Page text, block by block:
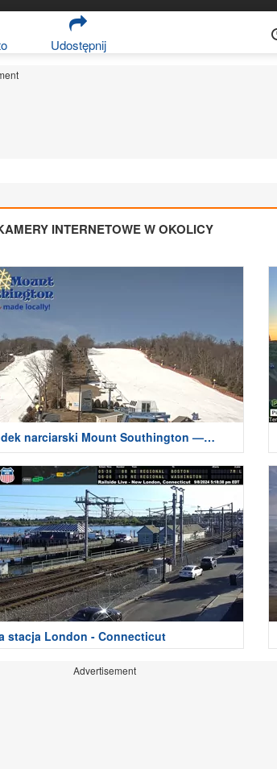
Udostępnij
INTERNETOWE W OKOLICY
narciarski Mount Southington —
stacja London - Connecticut
Advertisement